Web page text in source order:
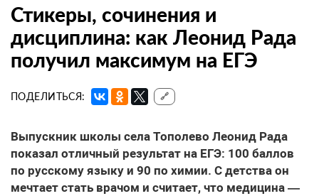
Стикеры, сочинения и
дисциплина: как Леонид Рада
получил максимум на ЕГЭ
ПОДЕЛИТЬСЯ: 🔗
Выпускник школы села Тополево Леонид Рада
показал отличный результат на ЕГЭ: 100 баллов
по русскому языку и 90 по химии. С детства он
мечтает стать врачом и считает, что медицина —